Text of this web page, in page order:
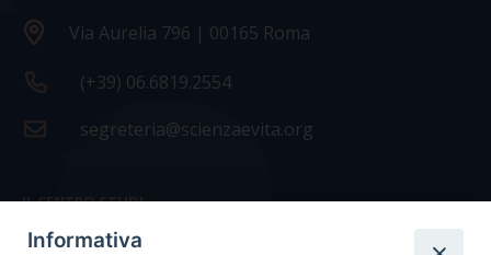
Via Aurelia 796 | 00165 Roma
(+39) 06.6819.2554
segreteria@scienzaevita.org
IL CENTRO STUDI
La nostra storia
Informativa